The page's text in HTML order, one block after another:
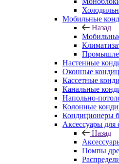
Мобильные
Назад
Настенные
Оконные
Кассетные
Канальные
Напольно-
Колонные
Кондиционеры
Аксессуары для
Назад
Помпы